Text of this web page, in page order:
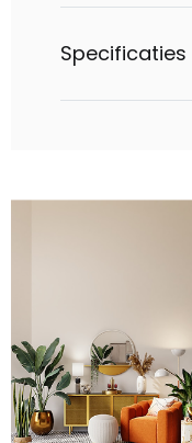
Specificaties